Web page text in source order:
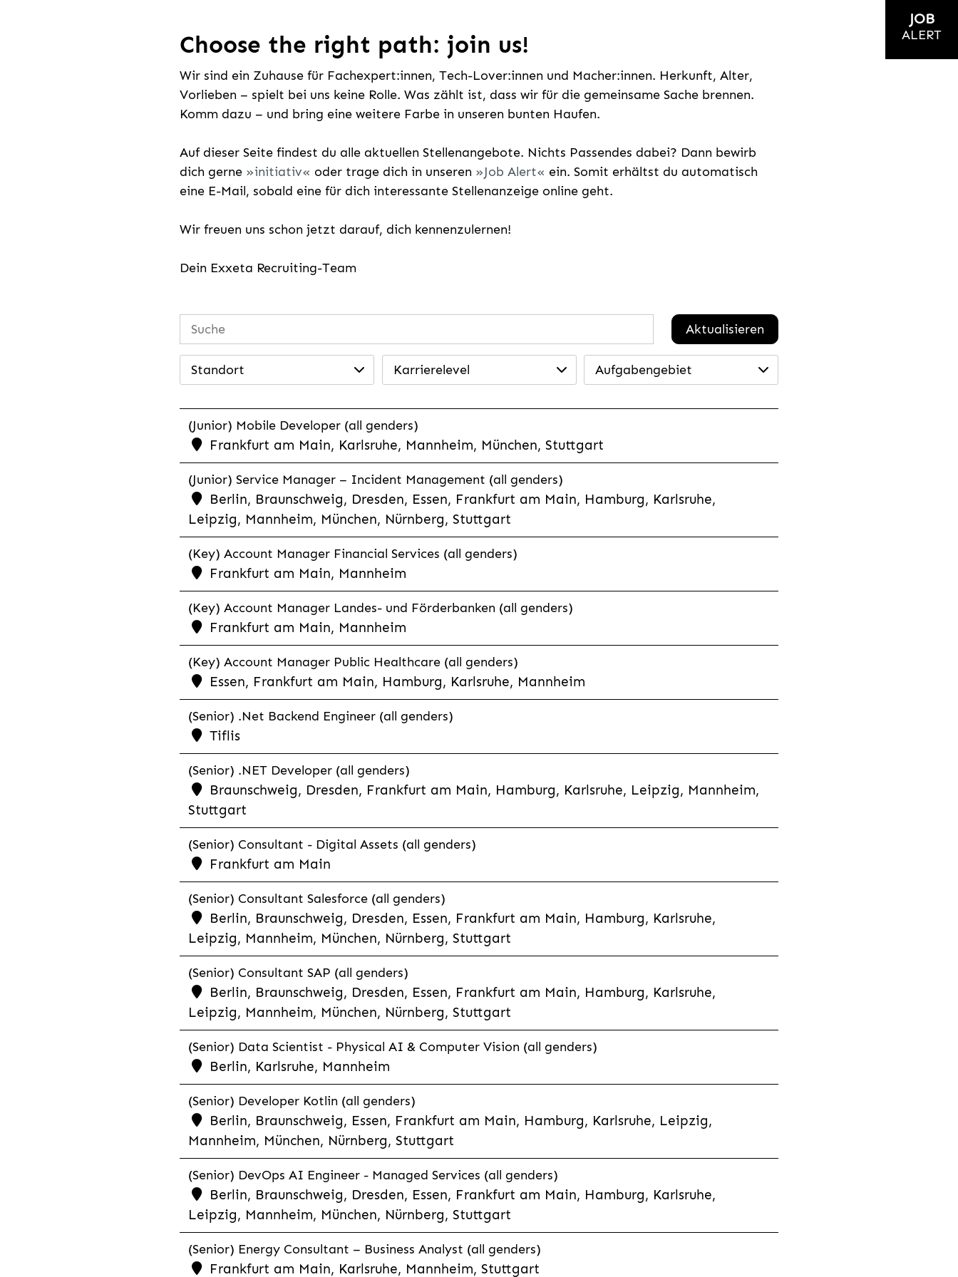
Choose the right path: join us!
Wir sind ein Zuhause für Fachexpert:innen, Tech-Lover:innen und Macher:innen. Herkunft, Alter,
Vorlieben – spielt bei uns keine Rolle. Was zählt ist, dass wir für die gemeinsame Sache brennen.
Komm dazu – und bring eine weitere Farbe in unseren bunten Haufen.
Auf dieser Seite findest du alle aktuellen Stellenangebote. Nichts Passendes dabei? Dann bewirb
dich gerne
initiativ oder trage dich in unseren Job Alert
ein. Somit erhältst du automatisch
eine E-Mail, sobald eine für dich interessante Stellenanzeige online geht.
Wir freuen uns schon jetzt darauf, dich kennenzulernen!
Dein Exxeta Recruiting-Team
Aktualisieren
Standort Karrierelevel Aufgabengebiet
(Junior) Mobile Developer (all genders)
Frankfurt am Main, Karlsruhe, Mannheim, München, Stuttgart
(Junior) Service Manager – Incident Management (all genders)
Berlin, Braunschweig, Dresden, Essen, Frankfurt am Main, Hamburg, Karlsruhe,
Leipzig, Mannheim, München, Nürnberg, Stuttgart
(Key) Account Manager Financial Services (all genders)
Frankfurt am Main, Mannheim
(Key) Account Manager Landes- und Förderbanken (all genders)
Frankfurt am Main, Mannheim
(Key) Account Manager Public Healthcare (all genders)
Essen, Frankfurt am Main, Hamburg, Karlsruhe, Mannheim
(Senior) .Net Backend Engineer (all genders)
Tiflis
(Senior) .NET Developer (all genders)
Braunschweig, Dresden, Frankfurt am Main, Hamburg, Karlsruhe, Leipzig, Mannheim,
Stuttgart
(Senior) Consultant - Digital Assets (all genders)
Frankfurt am Main
(Senior) Consultant Salesforce (all genders)
Berlin, Braunschweig, Dresden, Essen, Frankfurt am Main, Hamburg, Karlsruhe,
Leipzig, Mannheim, München, Nürnberg, Stuttgart
(Senior) Consultant SAP (all genders)
Berlin, Braunschweig, Dresden, Essen, Frankfurt am Main, Hamburg, Karlsruhe,
Leipzig, Mannheim, München, Nürnberg, Stuttgart
(Senior) Data Scientist - Physical AI & Computer Vision (all genders)
Berlin, Karlsruhe, Mannheim
(Senior) Developer Kotlin (all genders)
Berlin, Braunschweig, Essen, Frankfurt am Main, Hamburg, Karlsruhe, Leipzig,
Mannheim, München, Nürnberg, Stuttgart
(Senior) DevOps AI Engineer - Managed Services (all genders)
Berlin, Braunschweig, Dresden, Essen, Frankfurt am Main, Hamburg, Karlsruhe,
Leipzig, Mannheim, München, Nürnberg, Stuttgart
(Senior) Energy Consultant – Business Analyst (all genders)
Frankfurt am Main, Karlsruhe, Mannheim, Stuttgart
JOB
ALERT